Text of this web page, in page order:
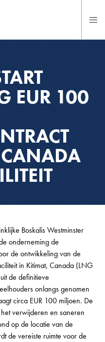
EUR 100
Boskalis Westminster
onderneming de
de ontwikkeling van de
in Kitimat, Canada (LNG
de definitieve
onlangs genomen
circa EUR 100 miljoen. De
verwijderen en saneren
op de locatie van de
de vereiste ruimte voor de